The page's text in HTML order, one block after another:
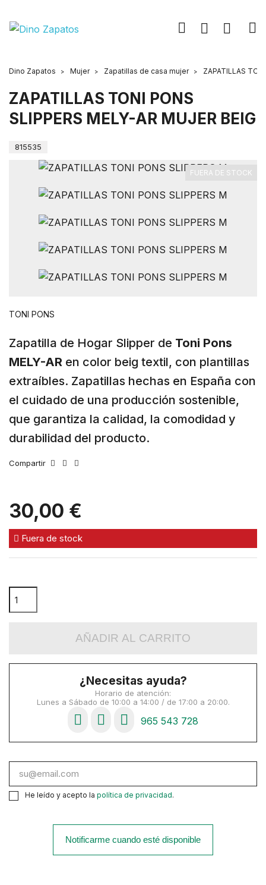
Dino Zapatos Mujer Zapatillas de casa mujer ZAPATILLAS
ZAPATILLAS TONI PONS
SLIPPERS MELY-AR MUJER BEIG
815535
FUERA DE STOCK
TONI PONS
Zapatilla de Hogar Slipper de Toni Pons
MELY-AR en color beig textil, con plantillas
extraíbles. Zapatillas hechas en España con
el cuidado de una producción sostenible,
que garantiza la calidad, la comodidad y
durabilidad del producto.
Compartir
30,00 €
Fuera de stock
AÑADIR AL CARRITO
¿Necesitas ayuda?
Horario de atención:
Lunes a Sábado de 10:00 a 14:00 / de 17:00 a 20:00.
965 543 728
He leído y acepto la política de privacidad.
Notificarme cuando esté disponible